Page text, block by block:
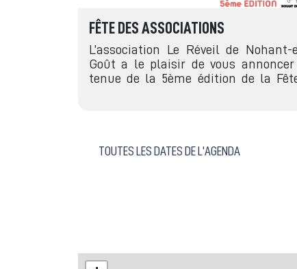
FÊTE DES ASSOCIATIONS
L’association Le Réveil de Nohant-
Goût a le plaisir de vous
tenue de la 5ème édition de la
TOUTES LES DATES DE L'AGENDA